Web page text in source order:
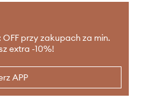
przy zakupach za min.
extra -10%!
APP